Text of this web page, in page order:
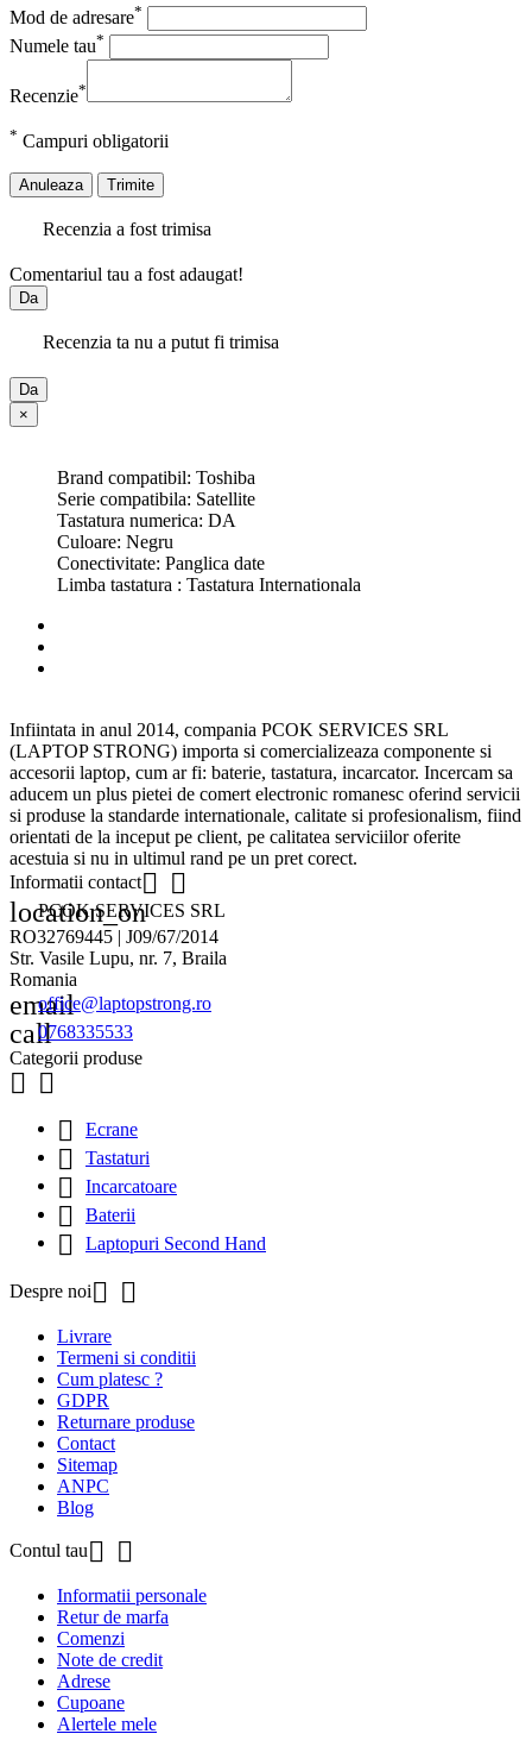
Mod de adresare*
Numele tau*
Recenzie*
* Campuri obligatorii
Anuleaza Trimite
Recenzia a fost trimisa
Comentariul tau a fost adaugat!
Da
Recenzia ta nu a putut fi trimisa
Da
×
Brand compatibil: Toshiba
Serie compatibila: Satellite
Tastatura numerica: DA
Culoare: Negru
Conectivitate: Panglica date
Limba tastatura : Tastatura Internationala
Infiintata in anul 2014, compania PCOK SERVICES SRL
(LAPTOP STRONG) importa si comercializeaza componente si
accesorii laptop, cum ar fi: baterie, tastatura, incarcator. Incercam sa
aducem un plus pietei de comert electronic romanesc oferind servicii
si produse la standarde internationale, calitate si profesionalism, fiind
orientati de la inceput pe client, pe calitatea serviciilor oferite
acestuia si nu in ultimul rand pe un pret corect.
Informatii contact 
location_on
PCOK SERVICES SRL
RO32769445 | J09/67/2014
Str. Vasile Lupu, nr. 7, Braila
Romania
email
office@laptopstrong.ro
call0768335533
Categorii produse
 

Ecrane
 Tastaturi
 Incarcatoare
 Baterii
 Laptopuri Second Hand
Despre noi 
Livrare
Termeni si conditii
Cum platesc ?
GDPR
Returnare produse
Contact
Sitemap
ANPC
Blog
Contul tau 
Informatii personale
Retur de marfa
Comenzi
Note de credit
Adrese
Cupoane
Alertele mele